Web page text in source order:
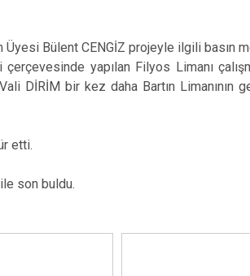
Bülent CENGİZ projeyle ilgili basın
yapılan Filyos Limanı
DİRİM bir kez daha Bartın Limanının
etti.
son buldu.